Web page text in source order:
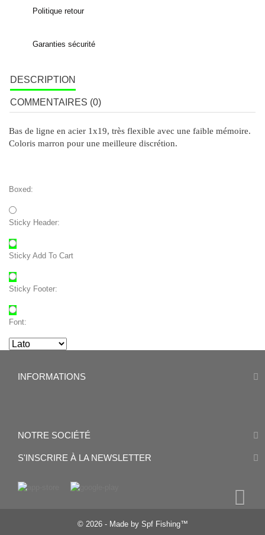
Politique retour
Garanties sécurité
DESCRIPTION
COMMENTAIRES (0)
Bas de ligne en acier 1x19, très flexible avec une faible mémoire.
Coloris marron pour une meilleure discrétion.
Boxed:
Sticky Header:
Sticky Add To Cart
Sticky Footer:
Font:
INFORMATIONS
NOTRE SOCIÉTÉ
S'INSCRIRE À LA NEWSLETTER
© 2026 - Made by Spf Fishing™